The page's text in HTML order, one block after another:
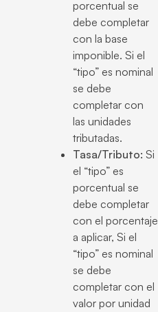
porcentual se
debe completar
con la base
imponible. Si el
“tipo” es nominal
se debe
completar con
las unidades
tributadas.
Tasa/Tributo: Si
el “tipo” es
porcentual se
debe completar
con el porcentaje
a aplicar, Si el
“tipo” es nominal
se debe
completar con el
valor por unidad